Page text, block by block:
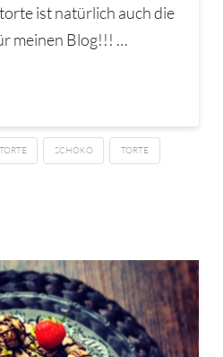
ist natürlich auch die
meinen Blog!!! …
SCHOKO TORTE